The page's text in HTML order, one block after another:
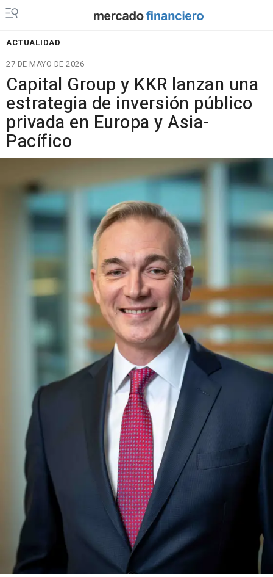
ACTUALIDAD
27 DE MAYO DE 2026
Capital Group y KKR lanzan una
estrategia de inversión público
privada en Europa y Asia-
Pacífico